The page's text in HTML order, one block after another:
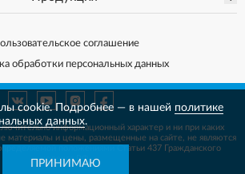
соглашение
обработки персональных данных
информационный характер и ни при каких
материалы и цены, размещенные на сайте, неявляются
положениями Статьи 437 Гражданского
кодекса РФ.
cookie. Подробнее — в нашей политике
данных.
ПРИНИМАЮ